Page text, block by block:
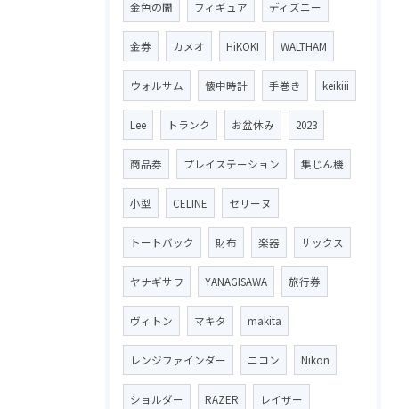
金色の闇 フィギュア ディズニー
金券 カメオ HiKOKI WALTHAM
ウォルサム 懐中時計 手巻き keikiii
Lee トランク お盆休み 2023
商品券 プレイステーション 集じん機
小型 CELINE セリーヌ
トートバック 財布 楽器 サックス
ヤナギサワ YANAGISAWA 旅行券
ヴィトン マキタ makita
レンジファインダー ニコン Nikon
ショルダー RAZER レイザー